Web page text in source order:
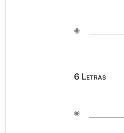
◉
6 Letras
◉